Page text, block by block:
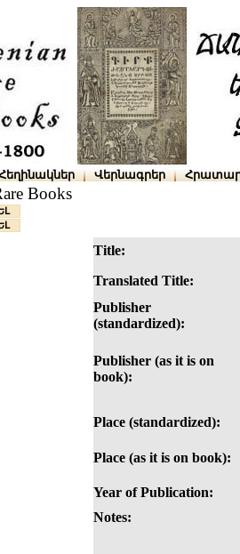
Վերնագրեր
Books
Title:
Translated Title:
Publisher
(standardized):
Publisher (as it is on
book):
Place (standardized):
Place (as it is on book):
Year of Publication:
Notes: